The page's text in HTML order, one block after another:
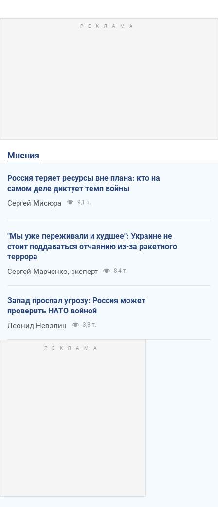
Мнения
Россия теряет ресурсы вне плана: кто на
самом деле диктует темп войны
Сергей Мисюра 9,1 т.
"Мы уже переживали и худшее": Украине не
стоит поддаваться отчаянию из-за ракетного
террора
Сергей Марченко, эксперт 8,4 т.
Запад проспал угрозу: Россия может
проверить НАТО войной
Леонид Невзлин 3,3 т.